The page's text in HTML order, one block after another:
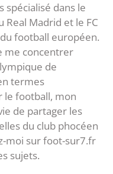
spécialisé dans le
Madrid et le FC
football européen.
me concentrer
de
termes
le football, mon
de partager les
du club phocéen
moi sur foot-sur7.fr
sujets.